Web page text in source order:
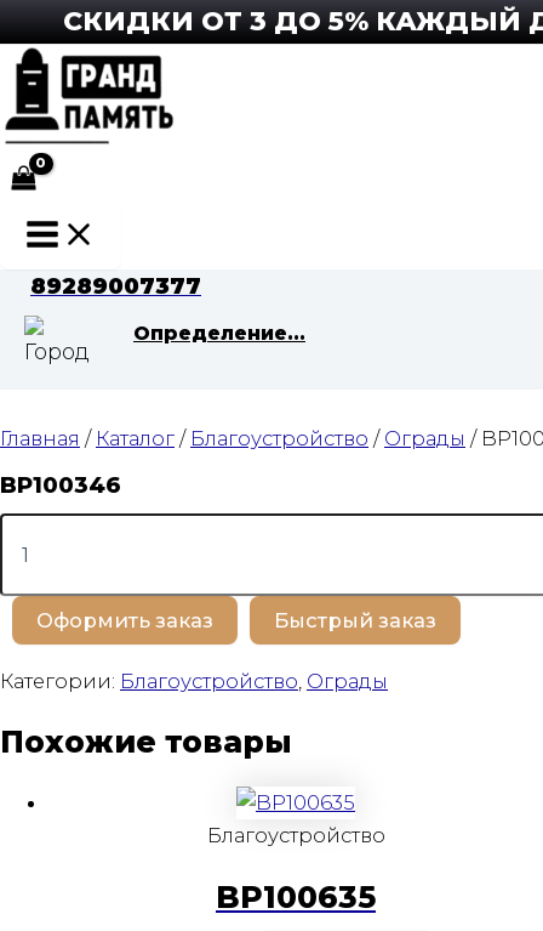
Перейти
к
содержимому
СКИДКИ ОТ 3 ДО 5% КАЖДЫЙ
Main
Menu
89289007377
Определение...
Главная / Каталог / Благоустройство / Ограды /
BP100346
Количество
товара
Оформить заказ Быстрый заказ
Категории: Благоустройство Ограды
Похожие товары
Благоустройство
BP100635